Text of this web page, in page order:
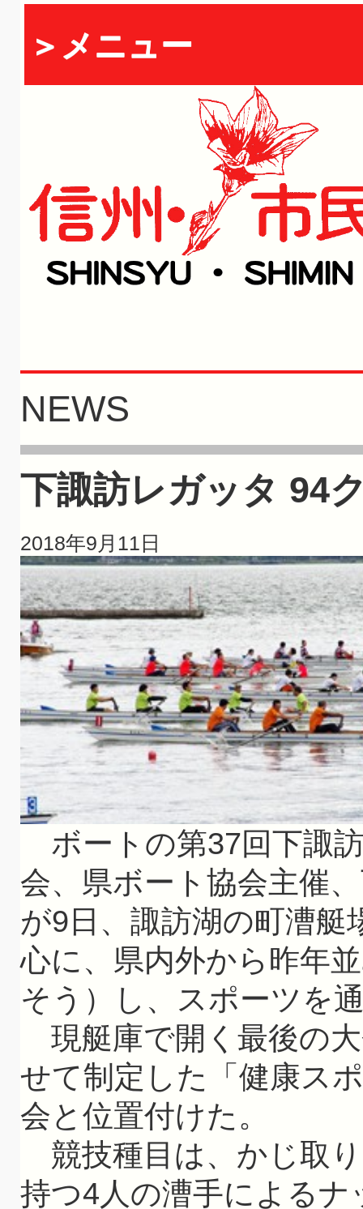
＞メニュー
NEWS
下諏訪レガッタ 94
2018年9月11日
ボートの第37回下諏
会、県ボート協会主催
が9日、諏訪湖の町漕艇
心に、県内外から昨年
そう）し、スポーツを
現艇庫で開く最後の
せて制定した「健康ス
会と位置付けた。
競技種目は、かじ取
持つ4人の漕手による